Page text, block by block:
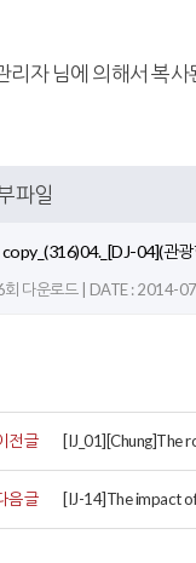
리자 님에 의해서 복
파일
copy_(316)04._[DJ-04](관
회 다운로드 | DATE : 2014-
전글 [IJ_01][Chung]The
음글 [IJ-14]The impact